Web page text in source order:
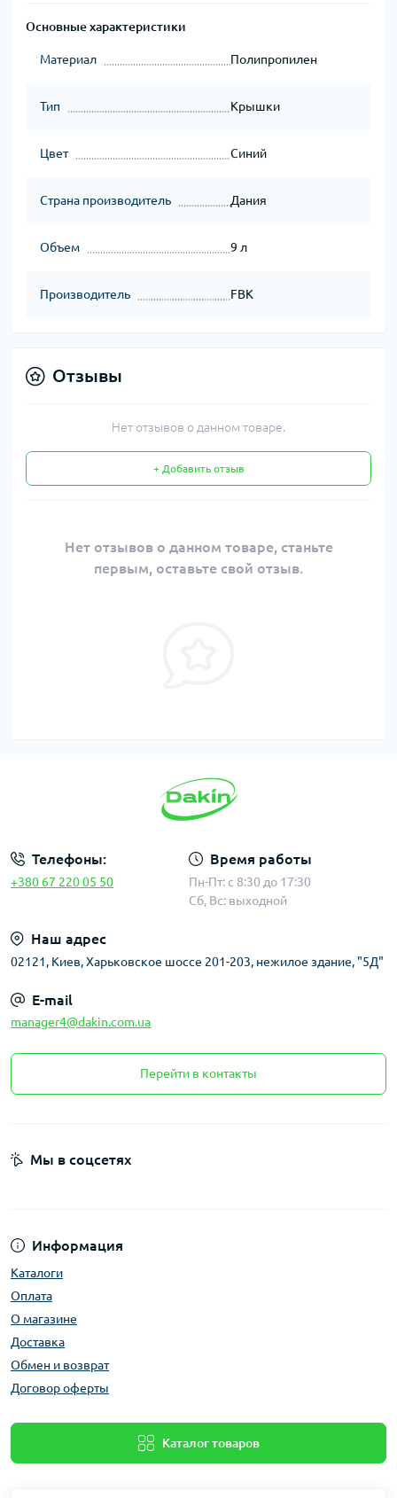
Основные характеристики
Материал Полипропилен
Тип Крышки
Цвет Синий
Страна производитель Дания
Объем 9 л
Производитель FBK
Отзывы
Нет отзывов о данном товаре.
+ Добавить отзыв
Нет отзывов о данном товаре, станьте
первым, оставьте свой отзыв.
Телефоны:
+380 67 220 05 50
Время работы
Пн-Пт: с 8:30 до 17:30
Сб, Вс: выходной
Наш адрес
02121, Киев, Харьковское шоссе 201-203, нежилое здание, "5Д"
E-mail
manager4@dakin.com.ua
Перейти в контакты
Информация
Каталоги
Оплата
О магазине
Доставка
Обмен и возврат
Договор оферты
Каталог товаров
Мы в соцсетях